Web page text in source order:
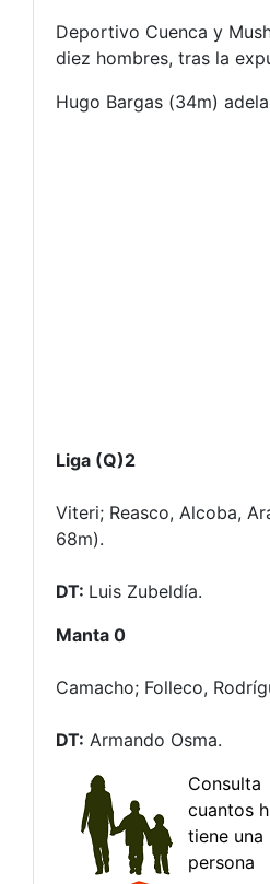
Deportivo Cuenca y
diez hombres, tras la
Hugo Bargas (34m)
Liga (Q)2
Viteri; Reasco, Alcoba,
68m).
DT: Luis Zubeldía.
Manta 0
Camacho; Folleco,
DT: Armando Osma.